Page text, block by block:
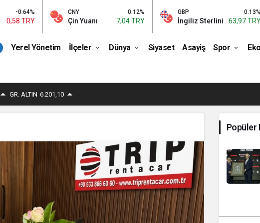
-0.64%
TRY
CNY
Çin Yuanı 7,04 TRY
GBP
İngiliz Sterlini 63,97 TRY
Yerel Yönetim İlçeler Dünya Siyaset Asayiş Spor
GR. ALTIN 6.201,10
Popüler